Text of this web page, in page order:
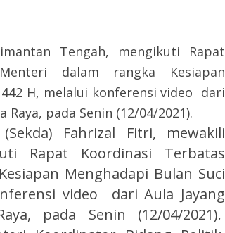
Tengah, mengikuti Rapat
dalam rangka Kesiapan
H, melalui konferensi video dari
pada Senin (12/04/2021).
Fahrizal Fitri, mewakili
Rapat Koordinasi Terbatas
Menghadapi Bulan Suci
video dari Aula Jayang
pada Senin (12/04/2021).